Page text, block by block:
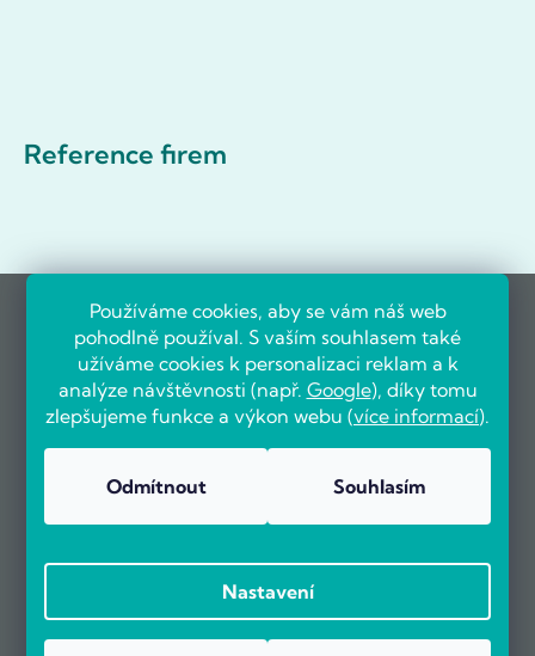
Používáme cookies, aby se vám náš web
pohodlně používal. S vaším souhlasem také
užíváme cookies k personalizaci reklam a k
analýze návštěvnosti (např. Google), díky tomu
zlepšujeme funkce a výkon webu (více informací).
Odmítnout Souhlasím
Nastavení
Reference firem